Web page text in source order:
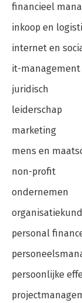
financieel
inkoop en
internet en
it-
juridisch
leiderschap
marketing
mens en
non-profit
ondernemen
personal
persoonlijke